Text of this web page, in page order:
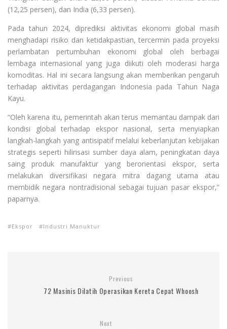
(12,25 persen), dan India (6,33 persen).
Pada tahun 2024, diprediksi aktivitas ekonomi global masih
menghadapi risiko dan ketidakpastian, tercermin pada proyeksi
perlambatan pertumbuhan ekonomi global oleh berbagai
lembaga internasional yang juga diikuti oleh moderasi harga
komoditas. Hal ini secara langsung akan memberikan pengaruh
terhadap aktivitas perdagangan Indonesia pada Tahun Naga
Kayu.
“Oleh karena itu, pemerintah akan terus memantau dampak dari
kondisi global terhadap ekspor nasional, serta menyiapkan
langkah-langkah yang antisipatif melalui keberlanjutan kebijakan
strategis seperti hilirisasi sumber daya alam, peningkatan daya
saing produk manufaktur yang berorientasi ekspor, serta
melakukan diversifikasi negara mitra dagang utama atau
membidik negara nontradisional sebagai tujuan pasar ekspor,”
paparnya.
Ekspor Industri Manuktur
Previous
72 Masinis Dilatih Operasikan Kereta Cepat Whoosh
Next